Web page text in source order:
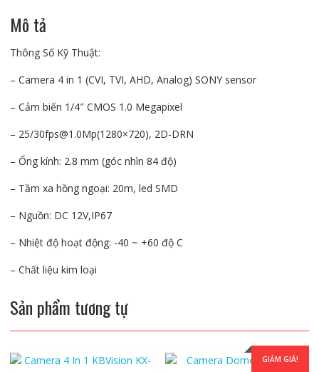
Mô tả
Thông Số Kỹ Thuật:
– Camera 4 in 1 (CVI, TVI, AHD, Analog) SONY sensor
– Cảm biến 1/4″ CMOS 1.0 Megapixel
– 25/30fps@1.0Mp(1280×720), 2D-DRN
– Ống kính: 2.8 mm (góc nhìn 84 độ)
– Tầm xa hồng ngoại: 20m, led SMD
– Nguồn: DC 12V,IP67
– Nhiệt độ hoạt động: -40 ~ +60 độ C
– Chất liệu kim loại
Sản phẩm tương tự
GIẢM GIÁ!